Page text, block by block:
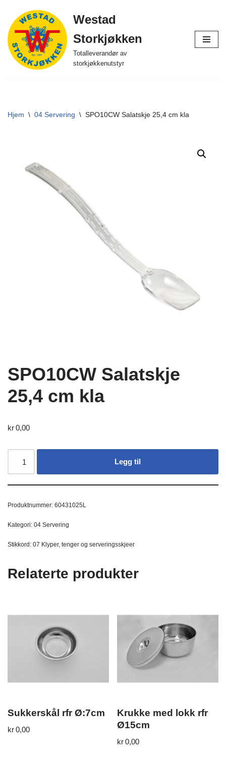
Hopp
til
innholdet
Westad
Storkjøkken
Totalleverandør av
storkjøkkenutstyr
Hjem \ 04 Servering \ SPO10CW Salatskje 25,4 cm kla
SPO10CW Salatskje
25,4 cm kla
kr0,00
Legg til
Produktnummer: 60431025L
Kategori: 04 Servering
Stikkord: 07 Klyper, tenger og serveringsskjeer
Relaterte produkter
Sukkerskål rfr Ø:7cm
kr0,00
Krukke med lokk rfr
Ø15cm
kr0,00